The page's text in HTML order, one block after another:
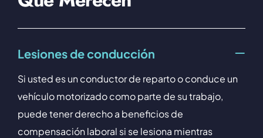
Lesiones de conducción
Si usted es un conductor de reparto o conduce un
vehículo motorizado como parte de su trabajo,
puede tener derecho a beneficios de
compensación laboral si se lesiona mientras